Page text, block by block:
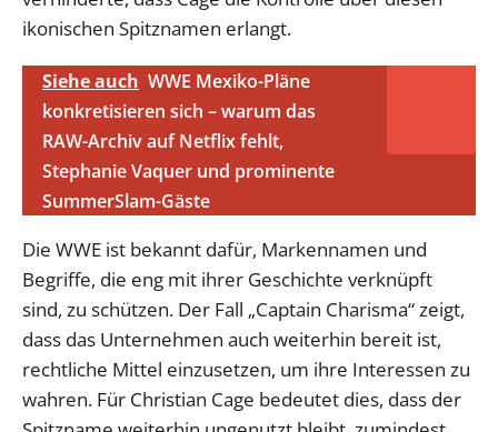
ikonischen Spitznamen erlangt.
Siehe auch WWE Mexiko-Pläne
konkretisieren sich – warum das
RAW-Archiv auf Netflix fehlt,
Stephanie Vaquer und prominente
SummerSlam-Gäste
Die WWE ist bekannt dafür, Markennamen und
Begriffe, die eng mit ihrer Geschichte verknüpft
sind, zu schützen. Der Fall „Captain Charisma“ zeigt,
dass das Unternehmen auch weiterhin bereit ist,
rechtliche Mittel einzusetzen, um ihre Interessen zu
wahren. Für Christian Cage bedeutet dies, dass der